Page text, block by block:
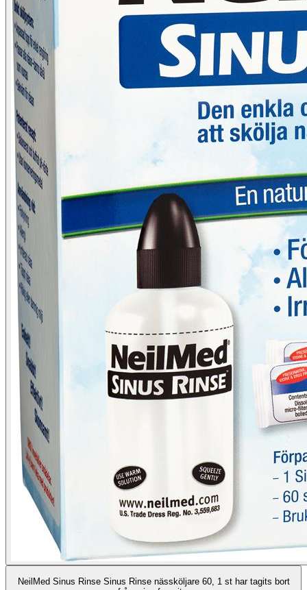
NeilMed Sinus Rinse Sinus Rinse nässköljare 60, 1 st har tagits bort